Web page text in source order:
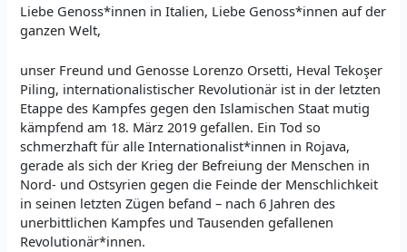
Liebe Genoss*innen in Italien, Liebe Genoss*innen auf der
ganzen Welt,
unser Freund und Genosse Lorenzo Orsetti, Heval Tekoşer
Piling, internationalistischer Revolutionär ist in der letzten
Etappe des Kampfes gegen den Islamischen Staat mutig
kämpfend am 18. März 2019 gefallen. Ein Tod so
schmerzhaft für alle Internationalist*innen in Rojava,
gerade als sich der Krieg der Befreiung der Menschen in
Nord- und Ostsyrien gegen die Feinde der Menschlichkeit
in seinen letzten Zügen befand – nach 6 Jahren des
unerbittlichen Kampfes und Tausenden gefallenen
Revolutionär*innen.